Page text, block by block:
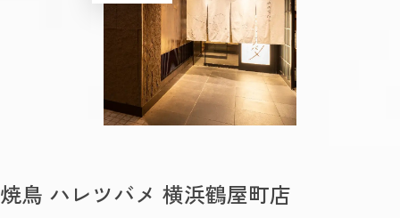
焼鳥 ハレツバメ 横浜鶴屋町店